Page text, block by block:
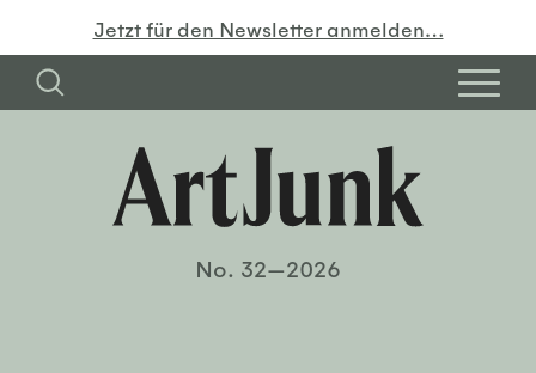
Jetzt für den Newsletter anmelden…
No. 32—2026